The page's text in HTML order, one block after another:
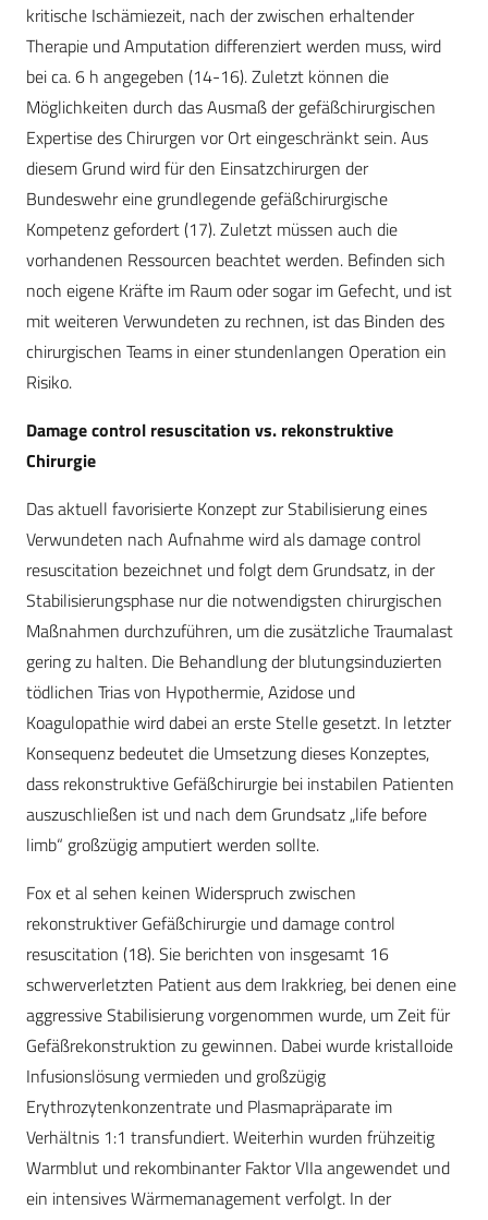
kritische Ischämiezeit, nach der zwischen erhaltender
Therapie und Amputation differenziert werden muss, wird
bei ca. 6 h angegeben (14-16). Zuletzt können die
Möglichkeiten durch das Ausmaß der gefäßchirurgischen
Expertise des Chirurgen vor Ort eingeschränkt sein. Aus
diesem Grund wird für den Einsatzchirurgen der
Bundeswehr eine grundlegende gefäßchirurgische
Kompetenz gefordert (17). Zuletzt müssen auch die
vorhandenen Ressourcen beachtet werden. Befinden sich
noch eigene Kräfte im Raum oder sogar im Gefecht, und ist
mit weiteren Verwundeten zu rechnen, ist das Binden des
chirurgischen Teams in einer stundenlangen Operation ein
Risiko.
Damage control resuscitation vs. rekonstruktive
Chirurgie
Das aktuell favorisierte Konzept zur Stabilisierung eines
Verwundeten nach Aufnahme wird als damage control
resuscitation bezeichnet und folgt dem Grundsatz, in der
Stabilisierungsphase nur die notwendigsten chirurgischen
Maßnahmen durchzuführen, um die zusätzliche Traumalast
gering zu halten. Die Behandlung der blutungsinduzierten
tödlichen Trias von Hypothermie, Azidose und
Koagulopathie wird dabei an erste Stelle gesetzt. In letzter
Konsequenz bedeutet die Umsetzung dieses Konzeptes,
dass rekonstruktive Gefäßchirurgie bei instabilen Patienten
auszuschließen ist und nach dem Grundsatz „life before
limb“ großzügig amputiert werden sollte.
Fox et al sehen keinen Widerspruch zwischen
rekonstruktiver Gefäßchirurgie und damage control
resuscitation (18). Sie berichten von insgesamt 16
schwerverletzten Patient aus dem Irakkrieg, bei denen eine
aggressive Stabilisierung vorgenommen wurde, um Zeit für
Gefäßrekonstruktion zu gewinnen. Dabei wurde kristalloide
Infusionslösung vermieden und großzügig
Erythrozytenkonzentrate und Plasmapräparate im
Verhältnis 1:1 transfundiert. Weiterhin wurden frühzeitig
Warmblut und rekombinanter Faktor VIIa angewendet und
ein intensives Wärmemanagement verfolgt. In der